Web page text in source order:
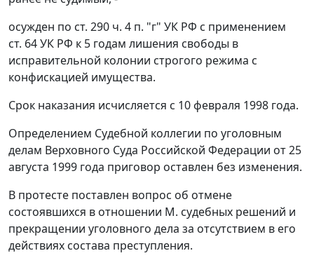
осужден по ст. 290 ч. 4 п. "г" УК РФ с применением
ст. 64УК РФ к 5 годам лишения свободы в
исправительной колонии строгого режима с
конфискацией имущества.
Срок наказания исчисляется с 10 февраля 1998 года.
Определением Судебной коллегии по уголовным
делам Верховного Суда Российской Федерации от 25
августа 1999 года приговор оставлен без изменения.
В протесте поставлен вопрос об отмене
состоявшихся в отношении М. судебных решений и
прекращении уголовного дела за отсутствием в его
действиях состава преступления.